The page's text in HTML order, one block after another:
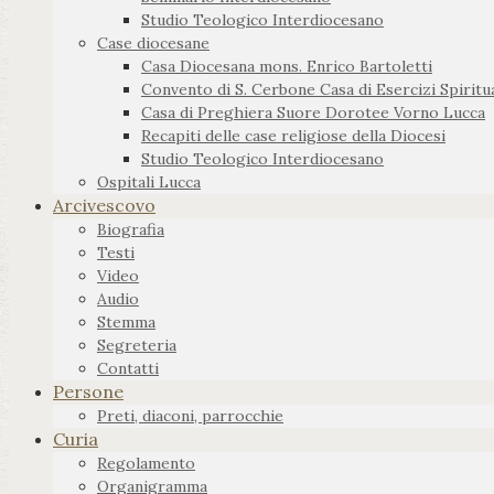
Studio Teologico Interdiocesano
Case diocesane
Casa Diocesana mons. Enrico Bartoletti
Convento di S. Cerbone Casa di Esercizi
Casa di Preghiera Suore Dorotee Vorno Lucca
Recapiti delle case religiose della Diocesi
Studio Teologico Interdiocesano
Ospitali Lucca
Arcivescovo
Biografia
Testi
Video
Audio
Stemma
Segreteria
Contatti
Persone
Preti, diaconi, parrocchie
Curia
Regolamento
Organigramma